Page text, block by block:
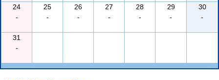
24
-
25
-
26
-
27
-
28
-
29
-
30
-
31
-